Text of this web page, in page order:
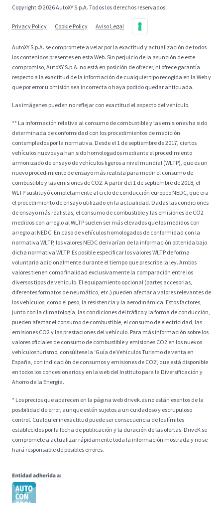
Copyright © 2026 AutoXY S.p.A. Todos los derechos reservados.
Privacy Policy Cookie Policy Aviso Legal
AutoXY S.p.A. se compromete a velar por la exactitud y actualización de todos
los contenidos presentes en esta Web. Sin perjuicio de la asunción de este
compromiso, AutoXY S.p.A. no está en posición de ofrecer, ni ofrece garantía
respecto a la exactitud de la información de cualquier tipo recogida en la Web y
que por error u omisión sea incorrecta o haya podido quedar anticuada.
Las imágenes pueden no reflejar con exactitud el aspecto del vehículo.
** La información relativa al consumo de combustible y las emisiones ha sido
determinada de conformidad con los procedimientos de medición
contemplados por la normativa. Desde el 1 de septiembre de 2017, ciertos
vehículos nuevos ya han sido homologados mediante el procedimiento
armonizado de ensayo de vehículos ligeros a nivel mundial (WLTP), que es un
nuevo procedimiento de ensayo más realista para medir el consumo de
combustible y las emisiones de CO2. A partir del 1 de septiembre de 2018, el
WLTP sustituyó completamente al ciclo de conducción europeo NEDC, que era
el procedimiento de ensayo utilizado en la actualidad. Dadas las condiciones
de ensayo más realistas, el consumo de combustible y las emisiones de CO2
medidos con arreglo al WLTP suelen ser más elevados que los medidos con
arreglo al NEDC. En caso de vehículos homologados de conformidad con la
normativa WLTP, los valores NEDC derivarían de la información obtenida bajo
dicha normativa WLTP. Es posible especificar los valores WLTP de forma
voluntaria adicionalmente durante el tiempo que prescribe la ley. Ambos
valores tienen como finalidad exclusivamente la comparación entre los
diversos tipos de vehículo. El equipamiento opcional (partes accesorias,
diferentes formatos de neumático, etc.) pueden afectar a valores relevantes de
los vehículos, como el peso, la resistencia y la aerodinámica. Estos factores,
junto con la climatología, las condiciones del tráfico y la forma de conducción,
pueden afectar el consumo de combustible, el consumo de electricidad, las
emisiones CO2 y las prestaciones del vehículo. Para más información sobre los
valores oficiales de consumo de combustible y emisiones CO2 en los nuevos
vehículos turismo, consúltese la ‘Guía de Vehículos Turismo de venta en
España, con indicación de consumos y emisiones de CO2’, que está disponible
en todos los concesionarios y en la web del Instituto para la Diversificación y
Ahorro de la Energía.
* Los precios que aparecen en la página web drivek.es no están exentos de la
posibilidad de error, aunque estén sujetos a un cuidadoso y escrupuloso
control. Cualquier inexactitud puede ser consecuencia de los límites
establecidos por la fecha de publicación y la duración de las ofertas. DriveK se
compromete a actualizar rápidamente toda la información mostrada y no se
hará responsable de posibles errores.